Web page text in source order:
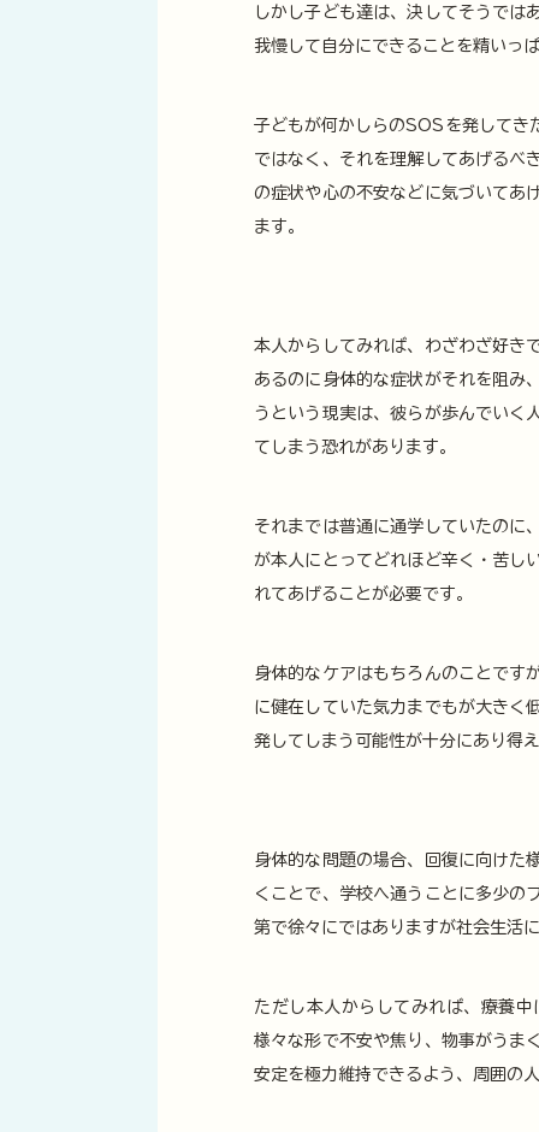
しかし子ども達は、決してそうでは
我慢して自分にできることを精いっ
子どもが何かしらのSOSを発してき
ではなく、それを理解してあげるべ
の症状や心の不安などに気づいてあ
ます。
本人からしてみれば、わざわざ好き
あるのに身体的な症状がそれを阻み
うという現実は、彼らが歩んでいく
てしまう恐れがあります。
それまでは普通に通学していたのに
が本人にとってどれほど辛く・苦し
れてあげることが必要です。
身体的なケアはもちろんのことです
に健在していた気力までもが大きく
発してしまう可能性が十分にあり得
身体的な問題の場合、回復に向けた
くことで、学校へ通うことに多少の
第で徐々にではありますが社会生活
ただし本人からしてみれば、療養
様々な形で不安や焦り、物事がうま
安定を極力維持できるよう、周囲の